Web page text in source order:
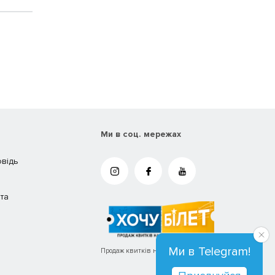
Ми в соц. мережах
Продаж квитків на концерти та вистави
Ми в Telegram!